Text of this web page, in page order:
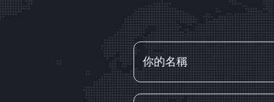
你的名稱